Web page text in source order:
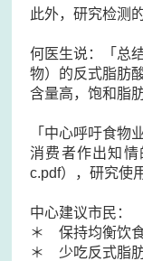
此外，研究检测
何医生说：「总
物）的反式脂肪
含量高，饱和脂
「中心呼吁食物
消费者作出知情
c.pdf），研究使
中心建议市民：
＊ 保持均衡饮食
＊ 少吃反式脂肪